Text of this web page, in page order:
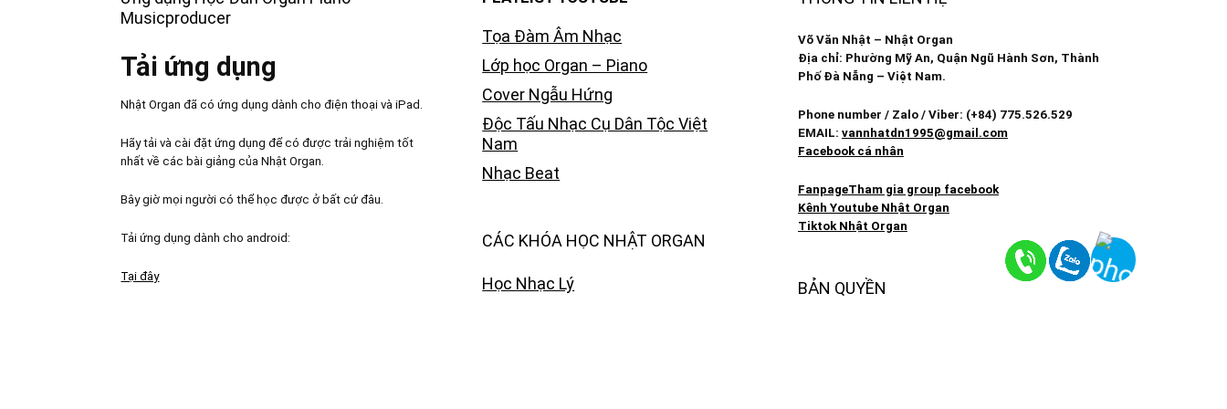
Musicproducer
Tải ứng dụng
Nhật Organ đã có ứng dụng dành cho điện thoại và iPad.
Hãy tải và cài đặt ứng dụng để có được trải nghiệm tốt
nhất về các bài giảng của Nhật Organ.
Bây giờ mọi người có thể học được ở bất cứ đâu.
Tải ứng dụng dành cho android:
Tại đây
Tọa Đàm Âm Nhạc
Lớp học Organ – Piano
Cover Ngẫu Hứng
Độc Tấu Nhạc Cụ Dân Tộc Việt
Nam
Nhạc Beat
CÁC KHÓA HỌC NHẬT ORGAN
Học Nhạc Lý
Võ Văn Nhật – Nhật Organ
Địa chỉ: Phường Mỹ An, Quận Ngũ Hành Sơn, Thành
Phố Đà Nẵng – Việt Nam.
Phone number / Zalo / Viber: (+84) 775.526.529
EMAIL: vannhatdn1995@gmail.com
Facebook cá nhân
FanpageTham gia group facebook
Kênh Youtube Nhật Organ
Tiktok Nhật Organ
BẢN QUYỀN